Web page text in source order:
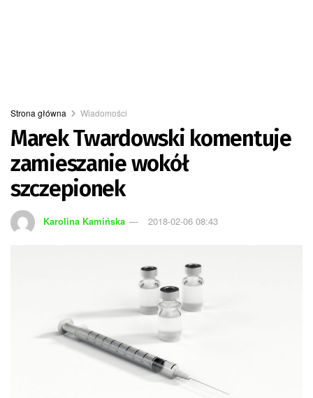
Strona główna Wiadomości
Marek Twardowski komentuje
zamieszanie wokół
szczepionek
Karolina Kamińska 2018-02-06 08:43